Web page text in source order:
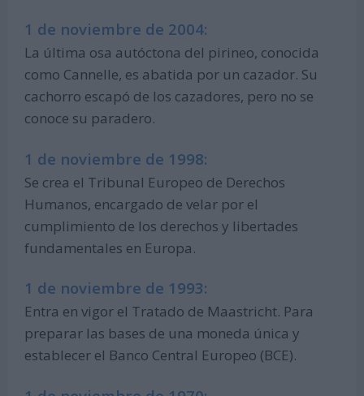
1 de noviembre de 2004:
La última osa autóctona del pirineo, conocida
como Cannelle, es abatida por un cazador. Su
cachorro escapó de los cazadores, pero no se
conoce su paradero.
1 de noviembre de 1998:
Se crea el Tribunal Europeo de Derechos
Humanos, encargado de velar por el
cumplimiento de los derechos y libertades
fundamentales en Europa.
1 de noviembre de 1993:
Entra en vigor el Tratado de Maastricht. Para
preparar las bases de una moneda única y
establecer el Banco Central Europeo (BCE).